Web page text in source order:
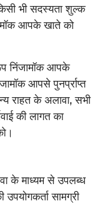
भी सदस्यता शुल्क
आपके खाते को
निंजामॉक आपके
आपसे पुनर्प्राप्त
राहत के अलावा, सभी
की लागत का
के माध्यम से उपलब्ध
सामग्री